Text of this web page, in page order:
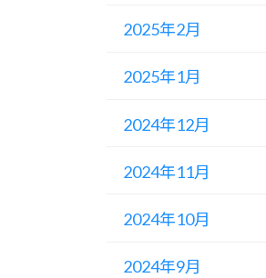
2025年2月
2025年1月
2024年12月
2024年11月
2024年10月
2024年9月